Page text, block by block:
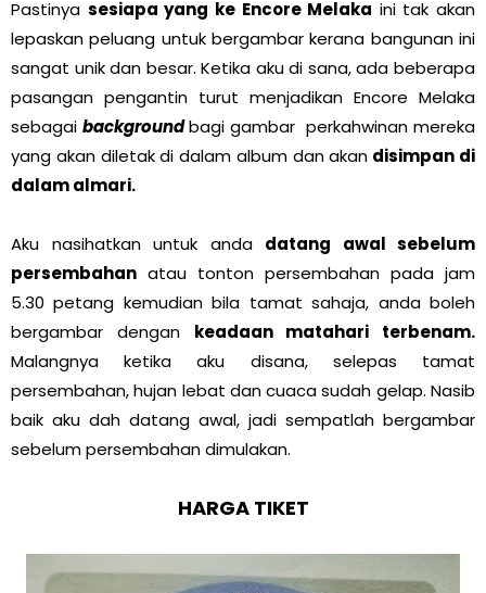
Pastinya sesiapa yang ke Encore Melaka ini tak akan
lepaskan peluang untuk bergambar kerana bangunan ini
sangat unik dan besar. Ketika aku di sana, ada beberapa
pasangan pengantin turut menjadikan Encore Melaka
sebagai backgroundbagi gambar perkahwinan mereka
yang akan diletak di dalam album dan akan disimpan di
dalam almari.
Aku nasihatkan untuk anda datang awal sebelum
persembahan atau tonton persembahan pada jam
5.30 petang kemudian bila tamat sahaja, anda boleh
bergambar dengan keadaan matahari terbenam.
Malangnya ketika aku disana, selepas tamat
persembahan, hujan lebat dan cuaca sudah gelap. Nasib
baik aku dah datang awal, jadi sempatlah bergambar
sebelum persembahan dimulakan.
HARGA TIKET